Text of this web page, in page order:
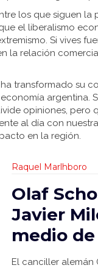
los que siguen
el liberalismo
Si vives
la relación
transformado su
argentina.
opiniones, pero
al día con
en la región.
Raquel Marlhboro
Olaf
Javier
medio
El canciller